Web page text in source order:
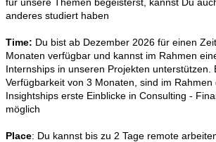
anderes studiert haben
Time: Du bist ab Dezember 2026 für einen
Monaten verfügbar und kannst im Rahmen
Internships in unseren Projekten unterstützen.
Verfügbarkeit von 3 Monaten, sind im Rahmen
Insightships erste Einblicke in Consulting -
möglich
Place: Du kannst bis zu 2 Tage remote